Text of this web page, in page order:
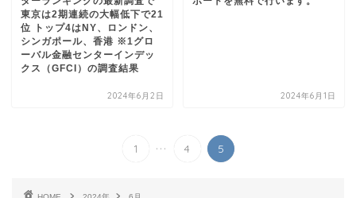
東京は2期連続の大幅低下で21
位 トップ4はNY、ロンドン、
シンガポール、香港 ※1グロ
ーバル金融センターインデッ
クス（GFCI）の調査結果
2024年6月2日 2024年6月1日
1 ... 4 5